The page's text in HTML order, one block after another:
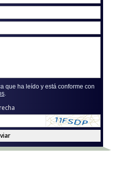
que ha leído y está conforme con